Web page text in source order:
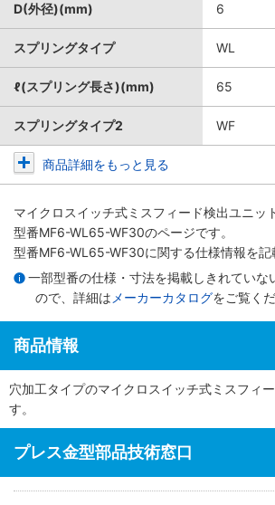
D(外径)(mm) 6
スプリングタイプ WL
ℓ(スプリング長さ)(mm) 65
スプリングタイプ2 WF
商品詳細をもっと見る
マイクロスイッチ式ミスフィード検出ユニ
型番MF6-WL65-WF30のページです。
型番MF6-WL65-WF30に関する仕様情報を記
一部型番の仕様・寸法を掲載しきれていな
ので、詳細は メーカーカタログをご覧くだ
商品情報
穴加工タイプのマイクロスイッチ式ミスフィ
す。
プレス金型部品技術窓口